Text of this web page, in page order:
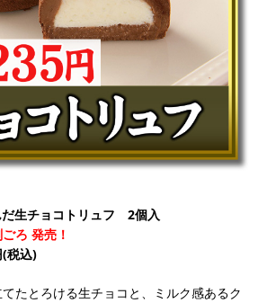
生チョコトリュフ 2個入
ろ 発売！
(税込)
たとろける生チョコと、ミルク感あるク